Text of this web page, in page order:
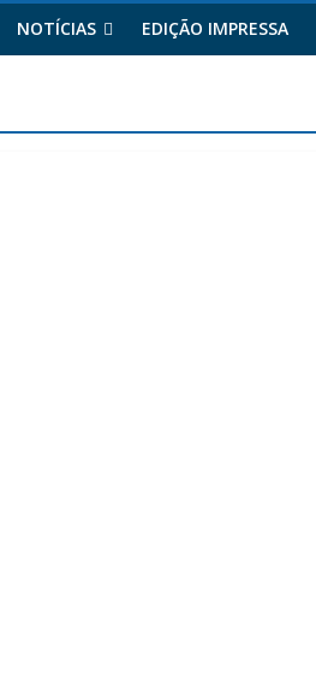
NOTÍCIAS EDIÇÃO IMPRESSA